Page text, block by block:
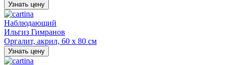
Узнать цену
Наблюдающий
Ильгиз Гимранов
Оргалит, акрил, 60 х 80 см
Узнать цену